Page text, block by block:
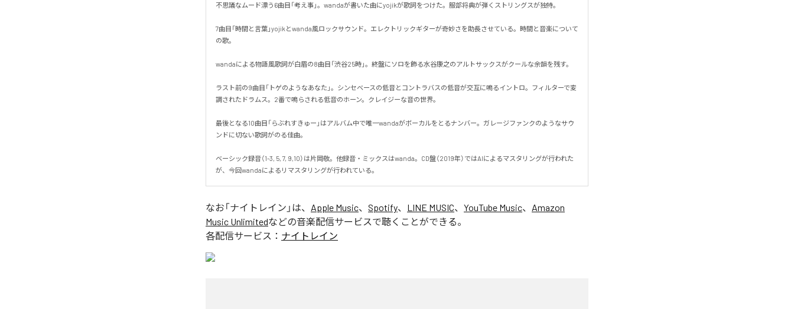
不思議なムード漂う6曲目「考え事」。wandaが書いた曲にyojikが歌詞をつけた。服部将典が弾くストリングスが独特。
7曲目「時間と言葉」yojikとwanda風ロックサウンド。エレクトリックギターが奇妙さを助長させている。時間と音楽について
の歌。
wandaによる物語風歌詞が白眉の8曲目「渋谷25時」。終盤にソロを飾る水谷康之のアルトサックスがクールな余韻を残す。
ラスト前の9曲目「トゲのようなあなた」。シンセベースの低音とコントラバスの低音が交互に鳴るイントロ。フィルターで変
調されたドラムス。2番で鳴らされる低音のホーン。クレイジーな音の世界。
最後となる10曲目「らぶれすきゅー」はアルバム中で唯一wandaがボーカルをとるナンバー。ガレージファンクのようなサウ
ンドに切ない歌詞がのる佳曲。
ベーシック録音（1-3, 5, 7, 9,10）は片岡敬。他録音・ミックスはwanda。CD盤（2019年）ではAIによるマスタリングが行われた
が、今回wandaによるリマスタリングが行われている。
なお「ナイトレイン 」は、 Apple Music、 Spotify、 LINE MUSIC、 YouTube Music、 Amazon
Music Unlimitedなどの音楽配信サービスで聴くことができる。
各配信サービス： ナイトレイン